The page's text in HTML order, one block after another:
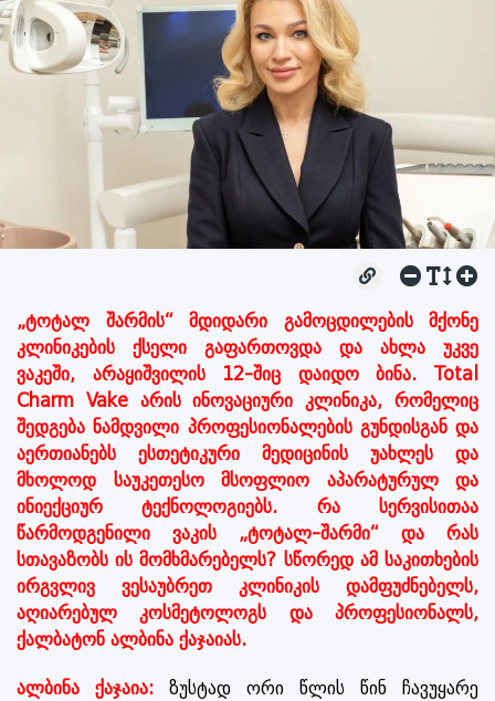
„ტოტალ შარმის“ მდიდარი გამოცდილების მქონე
კლინიკების ქსელი გაფართოვდა და ახლა უკვე
ვაკეში, არაყიშვილის 12-შიც დაიდო ბინა. Total
Charm Vake არის ინოვაციური კლინიკა, რომელიც
შედგება ნამდვილი პროფესიონალების გუნდისგან და
აერთიანებს ესთეტიკური მედიცინის უახლეს და
მხოლოდ საუკეთესო მსოფლიო აპარატურულ და
ინიექციურ ტექნოლოგიებს. რა სერვისითაა
წარმოდგენილი ვაკის „ტოტალ-შარმი“ და რას
სთავაზობს ის მომხმარებელს? სწორედ ამ საკითხების
ირგვლივ ვესაუბრეთ კლინიკის დამფუძნებელს,
აღიარებულ კოსმეტოლოგს და პროფესიონალს,
ქალბატონ ალბინა ქაჯაიას.
ალბინა ქაჯაია: ზუსტად ორი წლის წინ ჩავუყარე